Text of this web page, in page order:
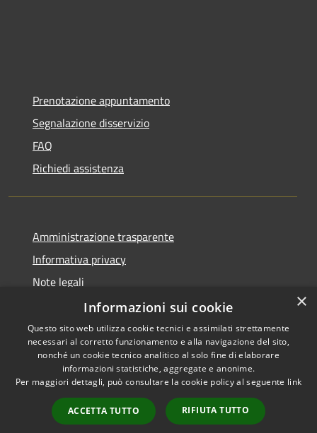
Prenotazione appuntamento
Segnalazione disservizio
FAQ
Richiedi assistenza
Amministrazione trasparente
Informativa privacy
Note legali
Dichiarazione di accessibilità
RSS
Accessibilità
Copyright © 2026 • Comune di
Villanova del Battista •
Powered byMunicipium
Accesso redazione
×
Informazioni sui cookie
Questo sito web utilizza cookie tecnici e assimilati strettamente
necessari al corretto funzionamento e alla navigazione del sito,
nonché un cookie tecnico analitico al solo fine di elaborare
informazioni statistiche, aggregate e anonime.
Per maggiori dettagli, può consultare la cookie policy al seguente link
ACCETTA TUTTO RIFIUTA TUTTO